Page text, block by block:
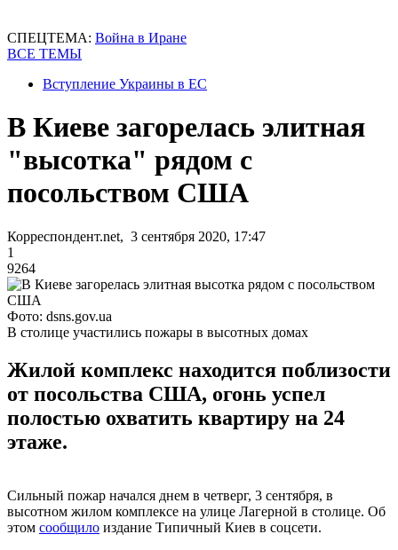
СПЕЦТЕМА: Война в Иране
ВСЕ ТЕМЫ
Вступление Украины в ЕС
В Киеве загорелась элитная
"высотка" рядом с
посольством США
Корреспондент.net, 3 сентября 2020, 17:47
1
9264
Фото: dsns.gov.ua
В столице участились пожары в высотных домах
Жилой комплекс находится поблизости
от посольства США, огонь успел
полостью охватить квартиру на 24
этаже.
Сильный пожар начался днем в четверг, 3 сентября, в
высотном жилом комплексе на улице Лагерной в столице. Об
этом сообщило издание Типичный Киев в соцсети.